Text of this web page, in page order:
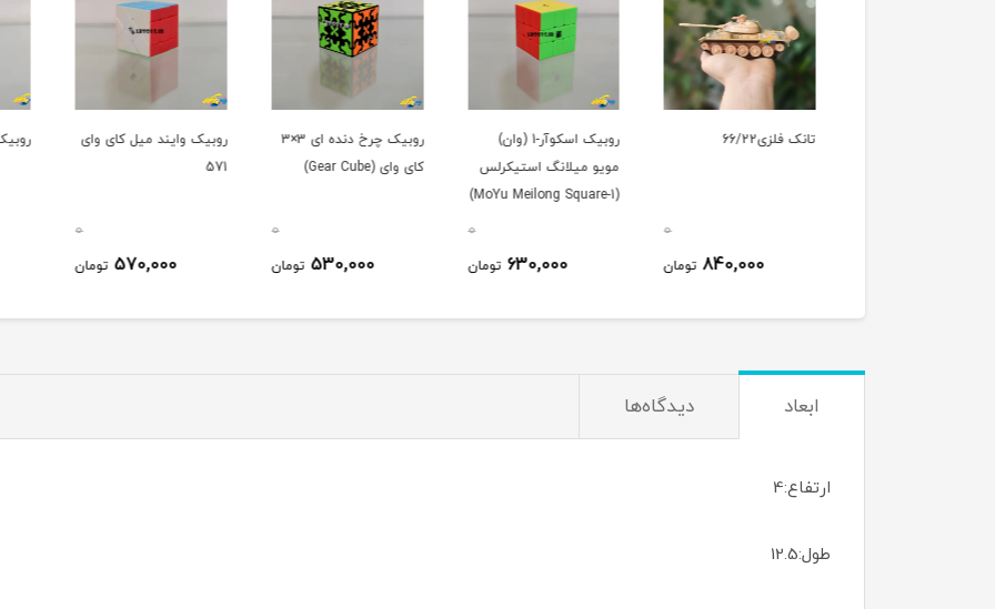
تانک فلزی66/22
0
840,000 تومان
روبیک اسکوآر-1 (وان)
مویو میلانگ استیکرلس
(MoYu Meilong Square-1)
0
630,000 تومان
روبیک چرخ دنده ای 3×3
کای وای (Gear Cube)
0
530,000 تومان
روبیک وایند میل کای وای
571
0
570,000 تومان
روبیک 7×7
ابعاد دیدگاه‌ها
ارتفاع:4
طول:12.5